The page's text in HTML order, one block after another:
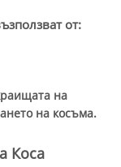
от:
на
на косъма.
Коса